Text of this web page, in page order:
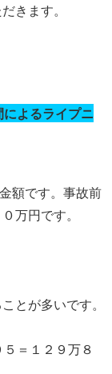
きます。
よるライプニ
額です。事故前
万円です。
とが多いです。
＝１２９万８